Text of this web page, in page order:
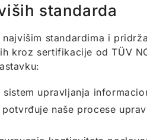
standarda
standardima i
kroz sertifikacije od TÜV
upravljanja
naše procese